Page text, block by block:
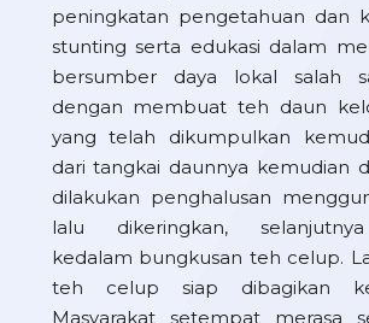
peningkatan pengetahuan dan
stunting serta edukasi dalam
bersumber daya lokal salah
dengan membuat teh daun
yang telah dikumpulkan
dari tangkai daunnya kemudian
dilakukan penghalusan
lalu dikeringkan,
kedalam bungkusan teh celup.
teh celup siap dibagikan
Masyarakat setempat merasa